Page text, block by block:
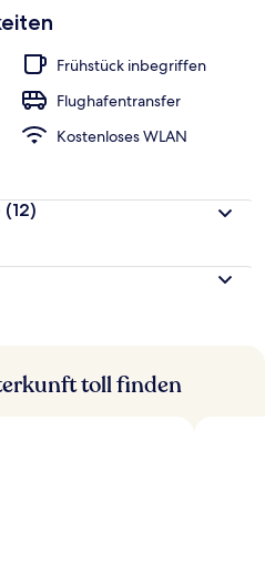
Frühstück inbegriffen
Flughafentransfer
Kostenloses WLAN
(12)
toll finden